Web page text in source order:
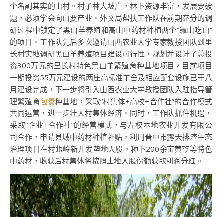
个名副其实的山村。村子林大坡广，林下资源丰富，发展要破
题，必须学会向山要产业。外文局帮扶工作队在前期充分的调
研过程中锁定了黑山羊养殖和高山中药材种植两个“靠山吃山”
的项目。工作队先后多次邀请山西农业大学专家教授团队到里
长村实地调研黑山羊养殖项目建设可行性，规划并设计了总投
资300万元的里长村特色黑山羊繁殖育种基地项目，目前项目
一期投资55万元建设的两座高标准羊舍及相应配套设施已于八
月建设完成，下一步将引入山西农业大学教授团队入驻指导管
理繁殖育包養种基地，采取“村集体+高校+合作社”的合作模式
共同运营，进一步壮大村集体经济。同时，工作队抓住机遇，
采取“企业+合作社”的经营模式，与左权本地农业开发有限公
司合作，申请县域中药材种植补贴，利用晋中市露天排渣生态
治理项目在村北岭新开发垫地入股，种下200余亩黄芩等特色
中药材，收获后村集体将按照土地入股份额获取利润分红。